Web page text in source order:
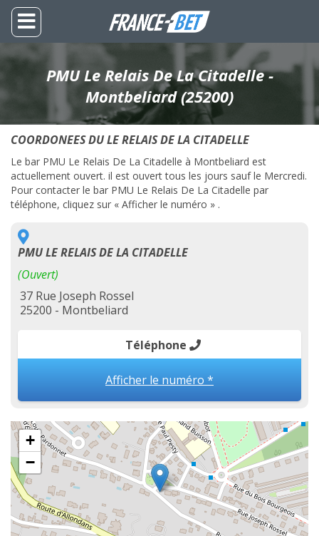
PMU Le Relais De La Citadelle -
Montbeliard (25200)
COORDONEES DU LE RELAIS DE LA CITADELLE
Le bar PMU Le Relais De La Citadelle à Montbeliard est
actuellement ouvert. il est ouvert tous les jours sauf le Mercredi.
Pour contacter le bar PMU Le Relais De La Citadelle par
téléphone, cliquez sur « Afficher le numéro » .
PMU LE RELAIS DE LA CITADELLE
(Ouvert)
37 Rue Joseph Rossel
25200 - Montbeliard
Téléphone
Afficher le numéro *
+
−